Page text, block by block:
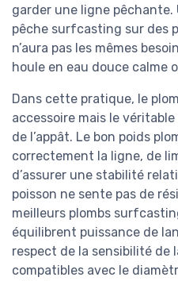
garder une ligne
pêche surfcasting sur des
n’aura pas les mêmes
houle en eau douce calme
Dans cette pratique, le
accessoire mais le
de l’appât. Le bon poids
correctement la ligne, de
d’assurer une stabilité
poisson ne sente pas de
meilleurs plombs
équilibrent puissance de
respect de la sensibilité
compatibles avec le